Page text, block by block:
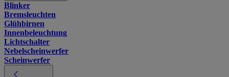
Blinker
Bremsleuchten
Glühbirnen
Innenbeleuchtung
Lichtschalter
Nebelscheinwerfer
Scheinwerfer